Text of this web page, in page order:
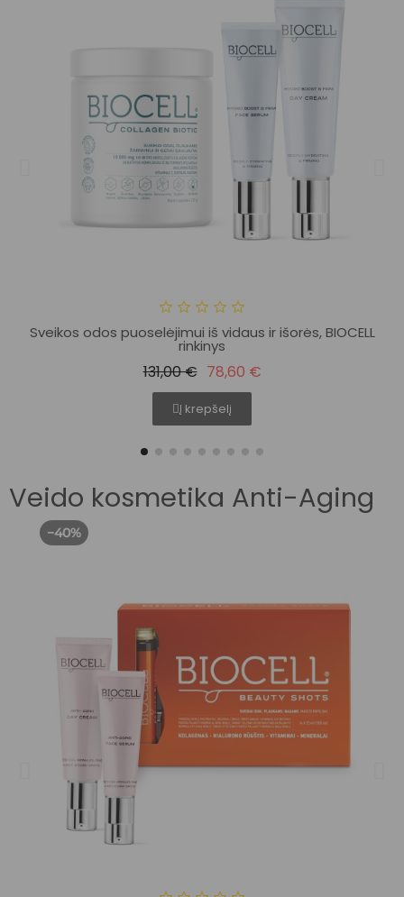
Sveikos odos puoselėjimui iš vidaus ir išorės, BIOCELL
rinkinys
131,00 € 78,60 €
Į krepšelį
Veido kosmetika Anti-Aging
−40%